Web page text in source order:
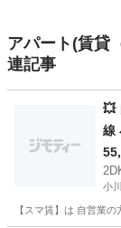
アパート(賃貸
連記事
💥
線
地
小
【スマ賃】は 自営業